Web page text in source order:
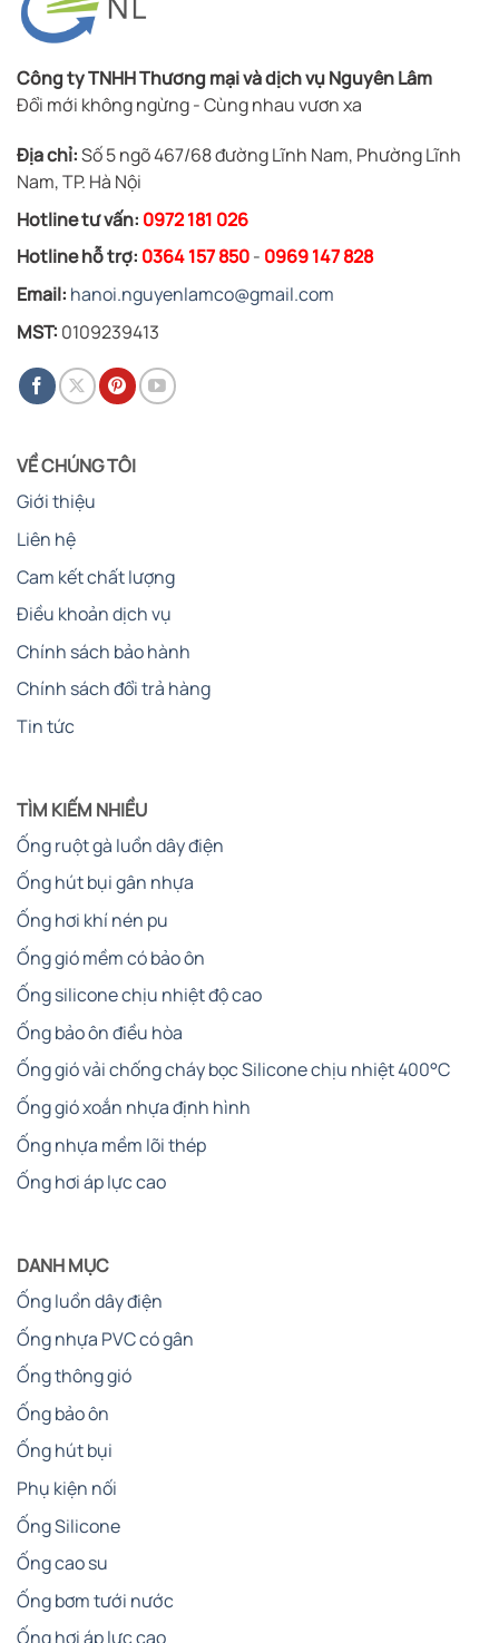
Công ty TNHH Thương mại và dịch vụ Nguyên Lâm
Đổi mới không ngừng - Cùng nhau vươn xa
Địa chỉ:Số 5 ngõ 467/68 đường Lĩnh Nam, Phường Lĩnh
Nam, TP. Hà Nội
Hotline tư vấn: 0972 181 026
Hotline hỗ trợ: 0364 157 850- 0969 147 828
Email: hanoi.nguyenlamco@gmail.com
MST: 0109239413
VỀ CHÚNG TÔI
Giới thiệu
Liên hệ
Cam kết chất lượng
Điều khoản dịch vụ
Chính sách bảo hành
Chính sách đổi trả hàng
Tin tức
TÌM KIẾM NHIỀU
Ống ruột gà luồn dây điện
Ống hút bụi gân nhựa
Ống hơi khí nén pu
Ống gió mềm có bảo ôn
Ống silicone chịu nhiệt độ cao
Ống bảo ôn điều hòa
Ống gió vải chống cháy bọc Silicone chịu nhiệt 400°C
Ống gió xoắn nhựa định hình
Ống nhựa mềm lõi thép
Ống hơi áp lực cao
DANH MỤC
Ống luồn dây điện
Ống nhựa PVC có gân
Ống thông gió
Ống bảo ôn
Ống hút bụi
Phụ kiện nối
Ống Silicone
Ống cao su
Ống bơm tưới nước
Ống hơi áp lực cao